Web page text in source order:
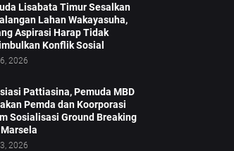
Lisabata Timur Sesalkan
Lahan Wakayasuha,
Aspirasi Harap Tidak
Konflik Sosial
2026
Pattiasina, Pemuda MBD
Pemda dan Koorporasi
Sosialisasi Ground Breaking
2026